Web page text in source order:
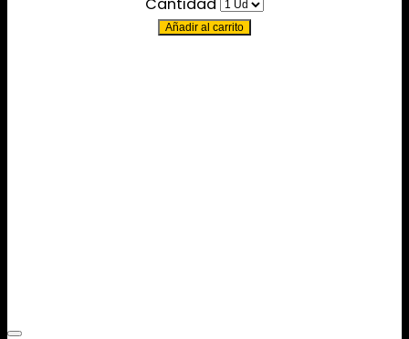
Añadir al carrito